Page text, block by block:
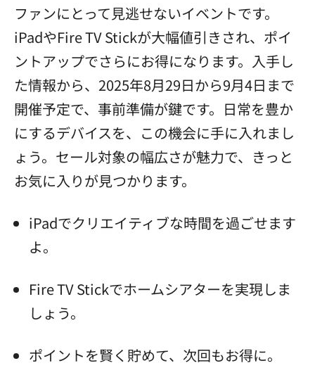
ファンにとって見逃せないイベントです。
iPadやFire TV Stickが大幅値引きされ、ポイ
ントアップでさらにお得になります。入手し
た情報から、2025年8月29日から9月4日まで
開催予定で、事前準備が鍵です。日常を豊か
にするデバイスを、この機会に手に入れまし
ょう。セール対象の幅広さが魅力で、きっと
お気に入りが見つかります。
iPadでクリエイティブな時間を過ごせます
よ。
Fire TV Stickでホームシアターを実現しま
しょう。
ポイントを賢く貯めて、次回もお得に。